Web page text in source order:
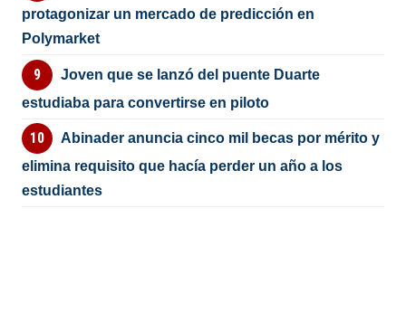
protagonizar un mercado de predicción en
Polymarket
Joven que se lanzó del puente Duarte
estudiaba para convertirse en piloto
Abinader anuncia cinco mil becas por mérito y
elimina requisito que hacía perder un año a los
estudiantes